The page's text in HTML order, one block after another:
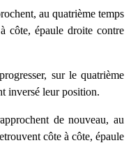
au quatrième temps
côte, épaule droite contre
sur le quatrième
inversé leur position.
de nouveau, au
côte à côte, épaule